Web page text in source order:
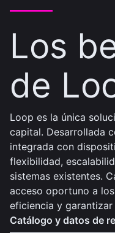
Los
de
Loop es la única
capital. Desarrollada
integrada con
flexibilidad,
sistemas existentes.
acceso oportuno a
eficiencia y
Catálogo y datos de